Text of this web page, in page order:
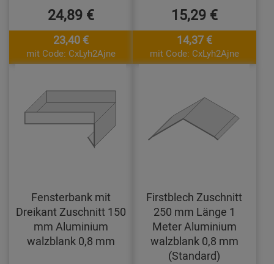
24,89 €
23,40 €
mit Code: CxLyh2Ajne
15,29 €
14,37 €
mit Code: CxLyh2Ajne
Fensterbank mit
Dreikant Zuschnitt 150
mm Aluminium
walzblank 0,8 mm
Firstblech Zuschnitt
250 mm Länge 1
Meter Aluminium
walzblank 0,8 mm
(Standard)